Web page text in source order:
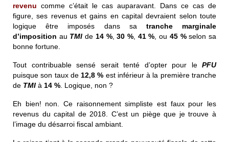
revenu comme c’était le cas auparavant. Dans ce cas de
figure, ses revenus et gains en capital devraient selon toute
logique être imposés dans sa tranche marginale
d’imposition au TMI de 14 %,30 % 41 % , ou 45 %selon sa
bonne fortune.
Tout contribuable sensé serait tenté d’opter pour le PFU
puisque son taux de 12,8 % est inférieur à la première tranche
de TMI à 14 % . Logique, non ?
Eh bien! non. Ce raisonnement simpliste est faux pour les
revenus du capital de 2018. C’est un piège que je trouve à
l’image du désarroi fiscal ambiant.